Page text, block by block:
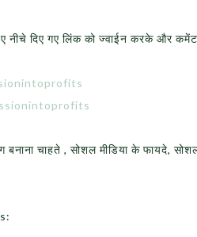
नीचे दिए गए लिंक को ज्वाईन करके और
बनाना चाहते , सोशल मीडिया के फायदे,